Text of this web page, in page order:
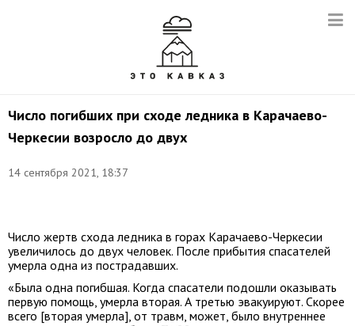
Число погибших при сходе ледника в Карачаево-
Черкесии возросло до двух
14 сентября 2021, 18:37
Число жертв схода ледника в горах Карачаево-Черкесии
увеличилось до двух человек. После прибытия спасателей
умерла одна из пострадавших.
«Была одна погибшая. Когда спасатели подошли оказывать
первую помощь, умерла вторая. А третью эвакуируют. Скорее
всего [вторая умерла], от травм, может, было внутреннее